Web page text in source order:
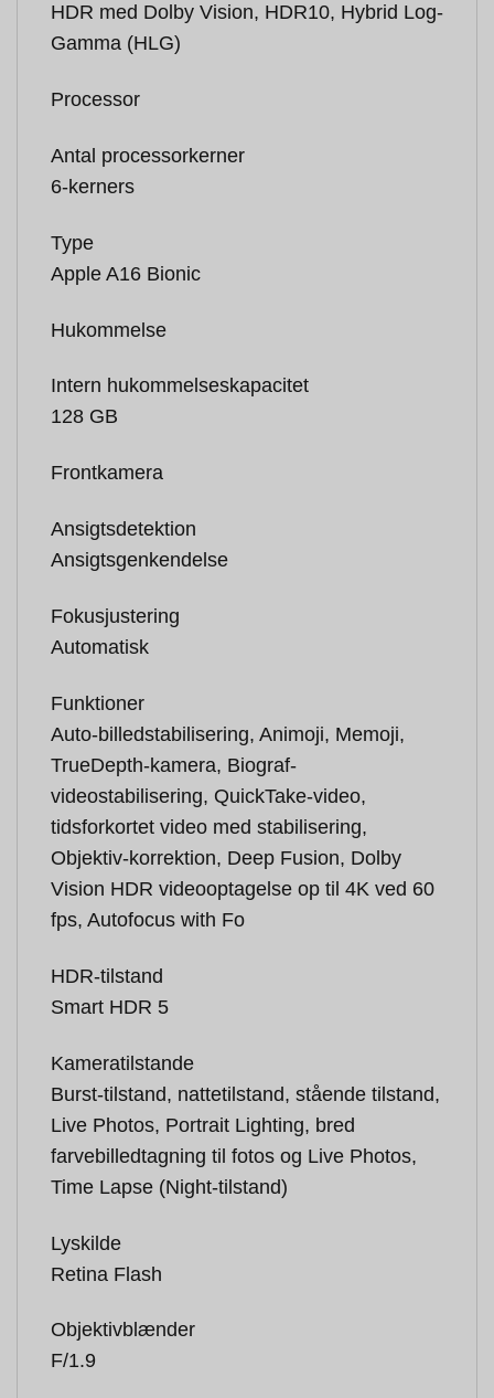
HDR med Dolby Vision, HDR10, Hybrid Log-
Gamma (HLG)
Processor
Antal processorkerner
6-kerners
Type
Apple A16 Bionic
Hukommelse
Intern hukommelseskapacitet
128 GB
Frontkamera
Ansigtsdetektion
Ansigtsgenkendelse
Fokusjustering
Automatisk
Funktioner
Auto-billedstabilisering, Animoji, Memoji,
TrueDepth-kamera, Biograf-
videostabilisering, QuickTake-video,
tidsforkortet video med stabilisering,
Objektiv-korrektion, Deep Fusion, Dolby
Vision HDR videooptagelse op til 4K ved 60
fps, Autofocus with Fo
HDR-tilstand
Smart HDR 5
Kameratilstande
Burst-tilstand, nattetilstand, stående tilstand,
Live Photos, Portrait Lighting, bred
farvebilledtagning til fotos og Live Photos,
Time Lapse (Night-tilstand)
Lyskilde
Retina Flash
Objektivblænder
F/1.9